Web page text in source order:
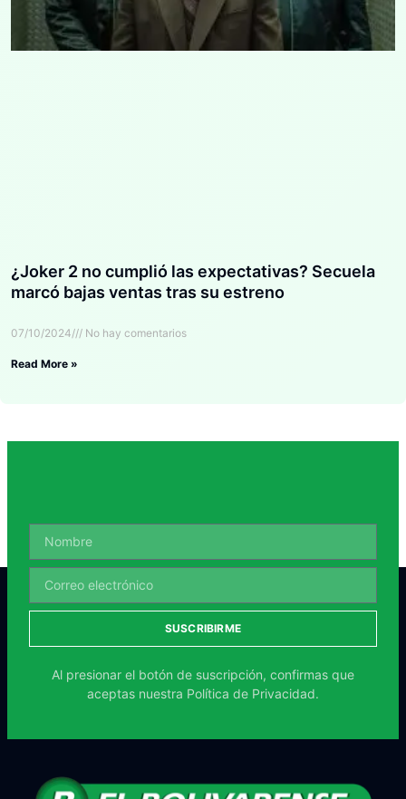
¿Joker 2 no cumplió las expectativas? Secuela
marcó bajas ventas tras su estreno
07/10/2024 No hay comentarios
Read More »
SUSCRIBIRME
Al presionar el botón de suscripción, confirmas que
aceptas nuestra Política de Privacidad.